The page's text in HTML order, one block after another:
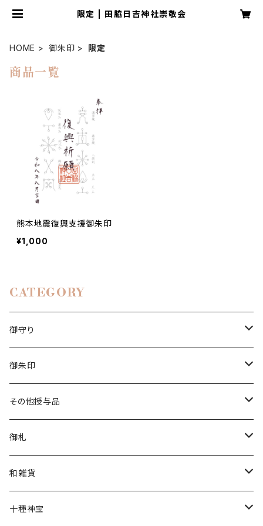
限定 | 田脇日吉神社崇敬会
HOME 御朱印 限定
商品一覧
熊本地震復興支援御朱印
¥1,000
CATEGORY
御守り
白い茅の輪守り
立願成就守り
厄除守り
星守り
幸福守り
御朱印
香り御朱印
チャリティー
花神
限定
その他授与品
清め水
御札
金神封じ札
和雑貨
文香
十種神宝